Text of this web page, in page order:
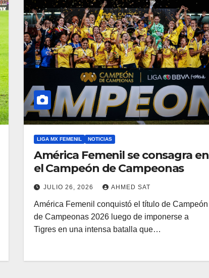
LIGA MX FEMENIL NOTICIAS
América Femenil se consagra en
el Campeón de Campeonas
JULIO 26, 2026 AHMED SAT
América Femenil conquistó el título de Campeón
de Campeonas 2026 luego de imponerse a
Tigres en una intensa batalla que…